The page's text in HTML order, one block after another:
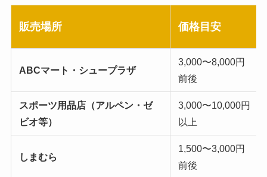
販売場所 価格目安
ABCマート・シュープラザ
3,000〜8,000円
前後
スポーツ用品店（アルペン・ゼ
ビオ等）
3,000〜10,000円
以上
しまむら
1,500〜3,000円
前後